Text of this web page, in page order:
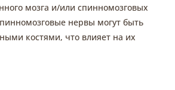
мозга и/или спинномозговых
нервы могут быть
костями, что влияет на их